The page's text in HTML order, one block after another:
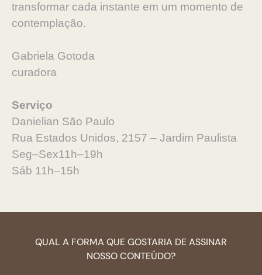
transformar cada instante em um momento de
contemplação.
Gabriela Gotoda
curadora
Serviço
Danielian São Paulo
Rua Estados Unidos, 2157 – Jardim Paulista
Seg–Sex11h–19h
Sáb 11h–15h
QUAL A FORMA QUE GOSTARIA DE ASSINAR
NOSSO CONTEÚDO?